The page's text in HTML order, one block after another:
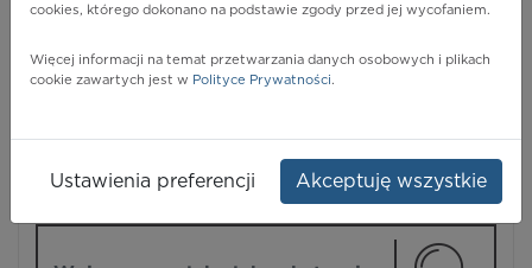
Pharmindex
cookies, którego dokonano na podstawie zgody przed jej wycofaniem.
Więcej informacji na temat przetwarzania danych osobowych i plikach
cookie zawartych jest w Polityce Prywatności.
Ustawienia preferencji Akceptuję wszystkie